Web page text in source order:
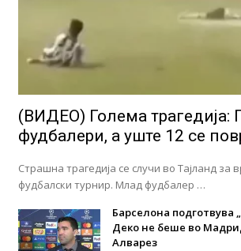
(ВИДЕО) Голема трагедија:
фудбалери, а уште 12 се
Страшна трагедија се случи во Тајланд за
фудбалски турнир. Млад фудбалер …
Барселона подготвува
Деко не беше во
Алварез